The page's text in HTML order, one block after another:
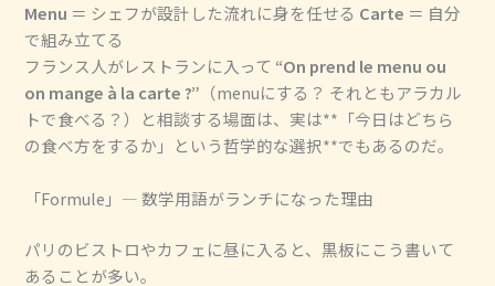
Menu ＝ シェフが設計した流れに身を任せる Carte ＝ 自分
で組み立てる
フランス人がレストランに入って “On prend le menu ou
on mange à la carte ?” （menuにする？ それともアラカル
トで食べる？）と相談する場面は、実は**「今日はどちら
の食べ方をするか」という哲学的な選択**でもあるのだ。
「Formule」― 数学用語がランチになった理由
パリのビストロやカフェに昼に入ると、黒板にこう書いて
あることが多い。